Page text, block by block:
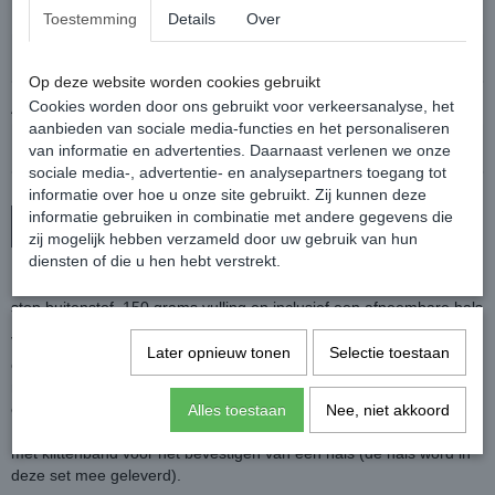
Maat
Aantal
In winkelwagen
stop buitenstof, 150 grams vulling en inclusief een afneembare hals
Voorzien van een Snap-lock magnetische voorsluiting en een
enkele voorsluiting met klittenbandoverslag, schouderplooien voor
meer bewegingsvrijheid bij de schouder, kruissingels, bilkoord en
een staartflap.
De deken heeft een gladde binnenvoering en bevestigingspunten
met klittenband voor het bevestigen van een hals (de hals word in
deze set mee geleverd).
Toestemming Details Over
Op deze website worden cookies gebruikt
Cookies worden door ons gebruikt voor verkeersanalyse, het
aanbieden van sociale media-functies en het personaliseren
van informatie en advertenties. Daarnaast verlenen we onze
sociale media-, advertentie- en analysepartners toegang tot
informatie over hoe u onze site gebruikt. Zij kunnen deze
informatie gebruiken in combinatie met andere gegevens die
zij mogelijk hebben verzameld door uw gebruik van hun
diensten of die u hen hebt verstrekt.
Later opnieuw tonen Selectie toestaan
Alles toestaan Nee, niet akkoord